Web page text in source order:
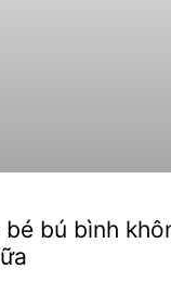
bé bú bình